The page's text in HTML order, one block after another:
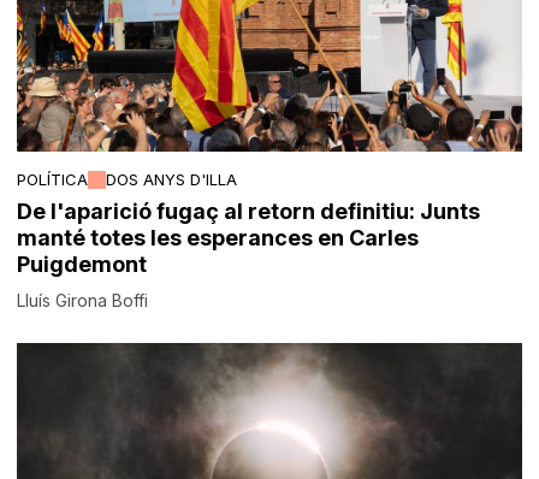
POLÍTICA DOS ANYS D'ILLA
De l'aparició fugaç al retorn definitiu: Junts
manté totes les esperances en Carles
Puigdemont
Lluís Girona Boffi